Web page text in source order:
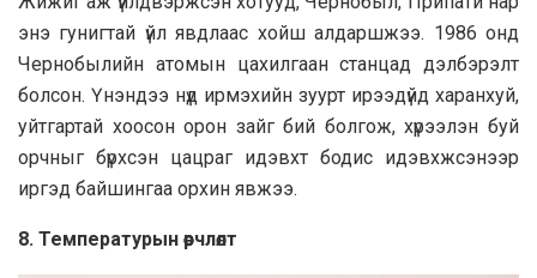
энэ гунигтай үйл явдлаас хойш алдаршжээ. 1986 онд
Чернобылийн атомын цахилгаан станцад дэлбэрэлт
болсон. Үнэндээ нүд ирмэхийн зуурт ирээдүйд харанхуй,
уйтгартай хоосон орон зайг бий болгож, хүрээлэн буй
орчныг бүрхсэн цацраг идэвхт бодис идэвхжсэнээр
иргэд байшингаа орхин явжээ.
8. Температурын өөрчлөлт